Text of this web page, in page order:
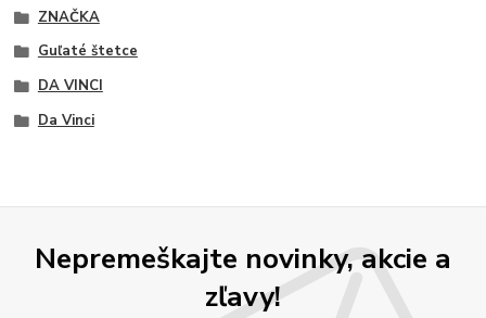
ZNAČKA
Guľaté štetce
DA VINCI
Da Vinci
Nepremeškajte novinky, akcie a
zľavy!